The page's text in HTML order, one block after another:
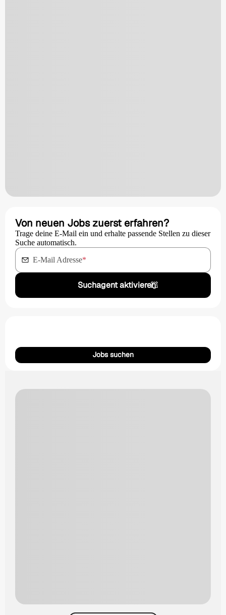
Von neuen Jobs zuerst erfahren?
Trage deine E-Mail ein und erhalte passende Stellen zu dieser
Suche automatisch.
E-Mail Adresse*
Suchagent aktivieren
Jobs suchen